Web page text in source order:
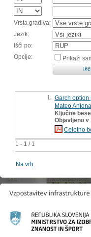
Vrsta gradiva:
Jezik:
Išči po:
Opcije:
Prikaži
1 - 1 / 1
1. Garch option
Mateo
Ključne
Objavljeno v
Celotno
Na vrh